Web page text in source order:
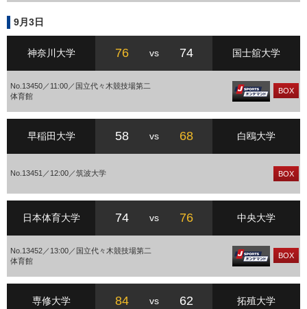
9月3日
神奈川大学 76 vs 74 国士舘大学
No.13450／11:00／国立代々木競技場第二
体育館
BOX
早稲田大学 58 vs 68 白鴎大学
No.13451／12:00／筑波大学 BOX
日本体育大学 74 vs 76 中央大学
No.13452／13:00／国立代々木競技場第二
体育館
BOX
専修大学 84 vs 62 拓殖大学